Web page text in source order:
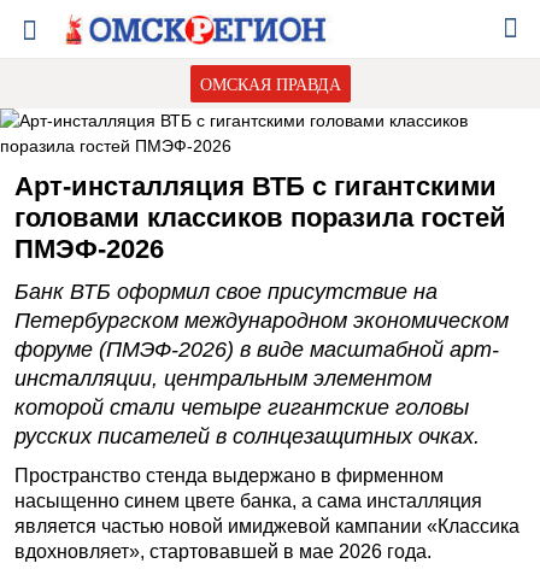
ОМСКАЯ ПРАВДА
Арт-инсталляция ВТБ с гигантскими
головами классиков поразила гостей
ПМЭФ-2026
Банк ВТБ оформил свое присутствие на
Петербургском международном экономическом
форуме (ПМЭФ-2026) в виде масштабной арт-
инсталляции, центральным элементом
которой стали четыре гигантские головы
русских писателей в солнцезащитных очках.
Пространство стенда выдержано в фирменном
насыщенно синем цвете банка, а сама инсталляция
является частью новой имиджевой кампании «Классика
вдохновляет», стартовавшей в мае 2026 года.